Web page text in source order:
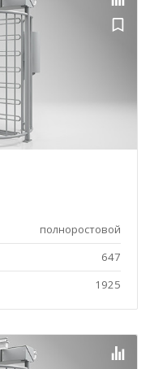
полноростовой
647
1925